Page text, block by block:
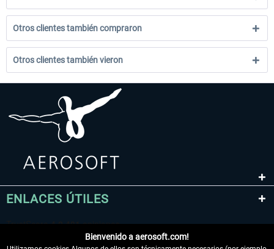
Otros clientes también compraron
Otros clientes también vieron
ENLACES ÚTILES
Bienvenido a aerosoft.com!